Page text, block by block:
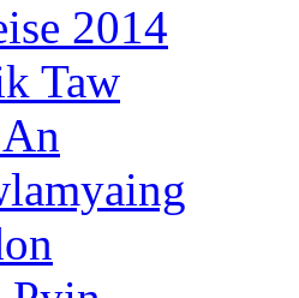
2014
Taw